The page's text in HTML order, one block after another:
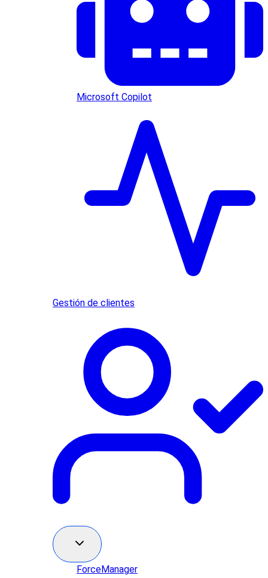
Microsoft Copilot
Gestión de clientes
ForceManager